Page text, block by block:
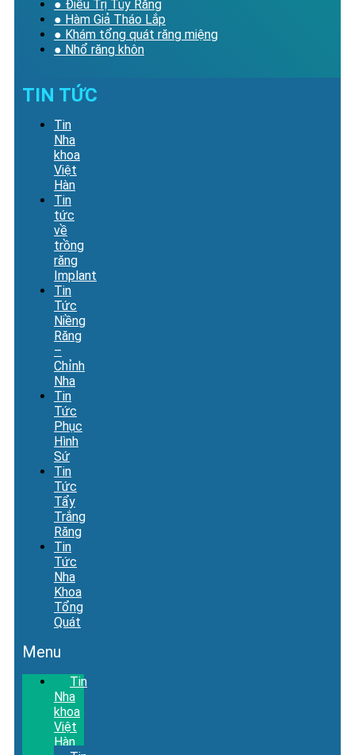
● Điều Trị Tủy Răng
● Hàm Giả Tháo Lắp
● Khám tổng quát răng miệng
● Nhổ răng khôn
TIN TỨC
Tin
Nha
khoa
Việt
Hàn
Tin
tức
về
trồng
răng
Implant
Tin
Tức
Niềng
Răng
–
Chỉnh
Nha
Tin
Tức
Phục
Hình
Sứ
Tin
Tức
Tẩy
Trắng
Răng
Tin
Tức
Nha
Khoa
Tổng
Quát
Menu
Tin
Nha
khoa
Việt
Hàn